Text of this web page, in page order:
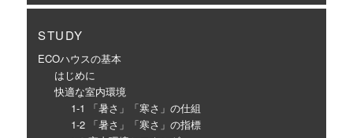
STUDY
ECOハウスの基本
はじめに
快適な室内環境
1-1 「暑さ」「寒さ」の仕組
1-2 「暑さ」「寒さ」の指標